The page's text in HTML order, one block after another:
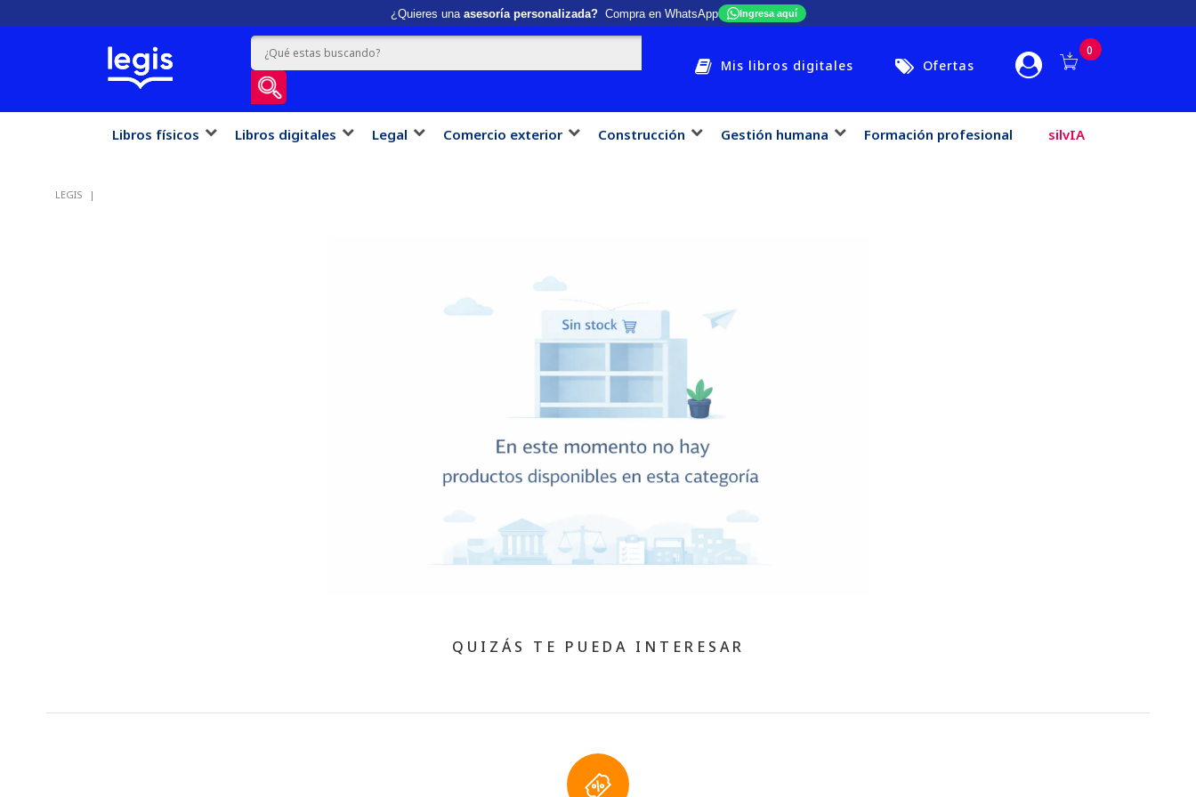
¿Quieres una asesoría personalizada?Compra en WhatsApp Ingresa aquí
Mis libros digitales Ofertas
0
Libros físicos Libros digitales Legal Comercio exterior Construcción Gestión humana Formación profesional silvIA
LEGIS
QUIZÁS TE PUEDA INTERESAR